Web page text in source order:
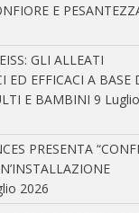
“CONFESS YOUR
IMMERSIVA
PRESENTA
E
GLI ALLEATI
ED EFFICACI A BASE
E BAMBINI 9 Luglio
PRESENTA
2026